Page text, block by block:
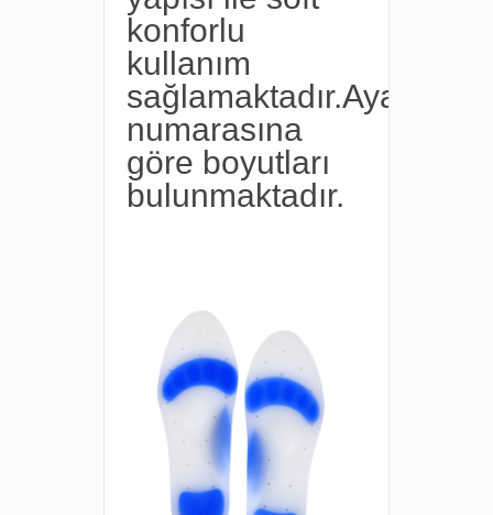
konforlu
kullanım
sağlamaktadır.Ayak
numarasına
göre boyutları
bulunmaktadır.